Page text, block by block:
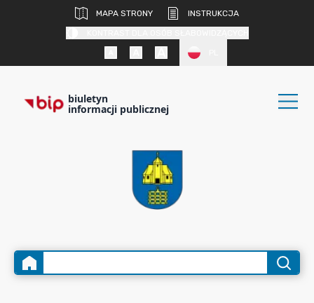
MAPA STRONY
INSTRUKCJA
biuletyn
informacji publicznej